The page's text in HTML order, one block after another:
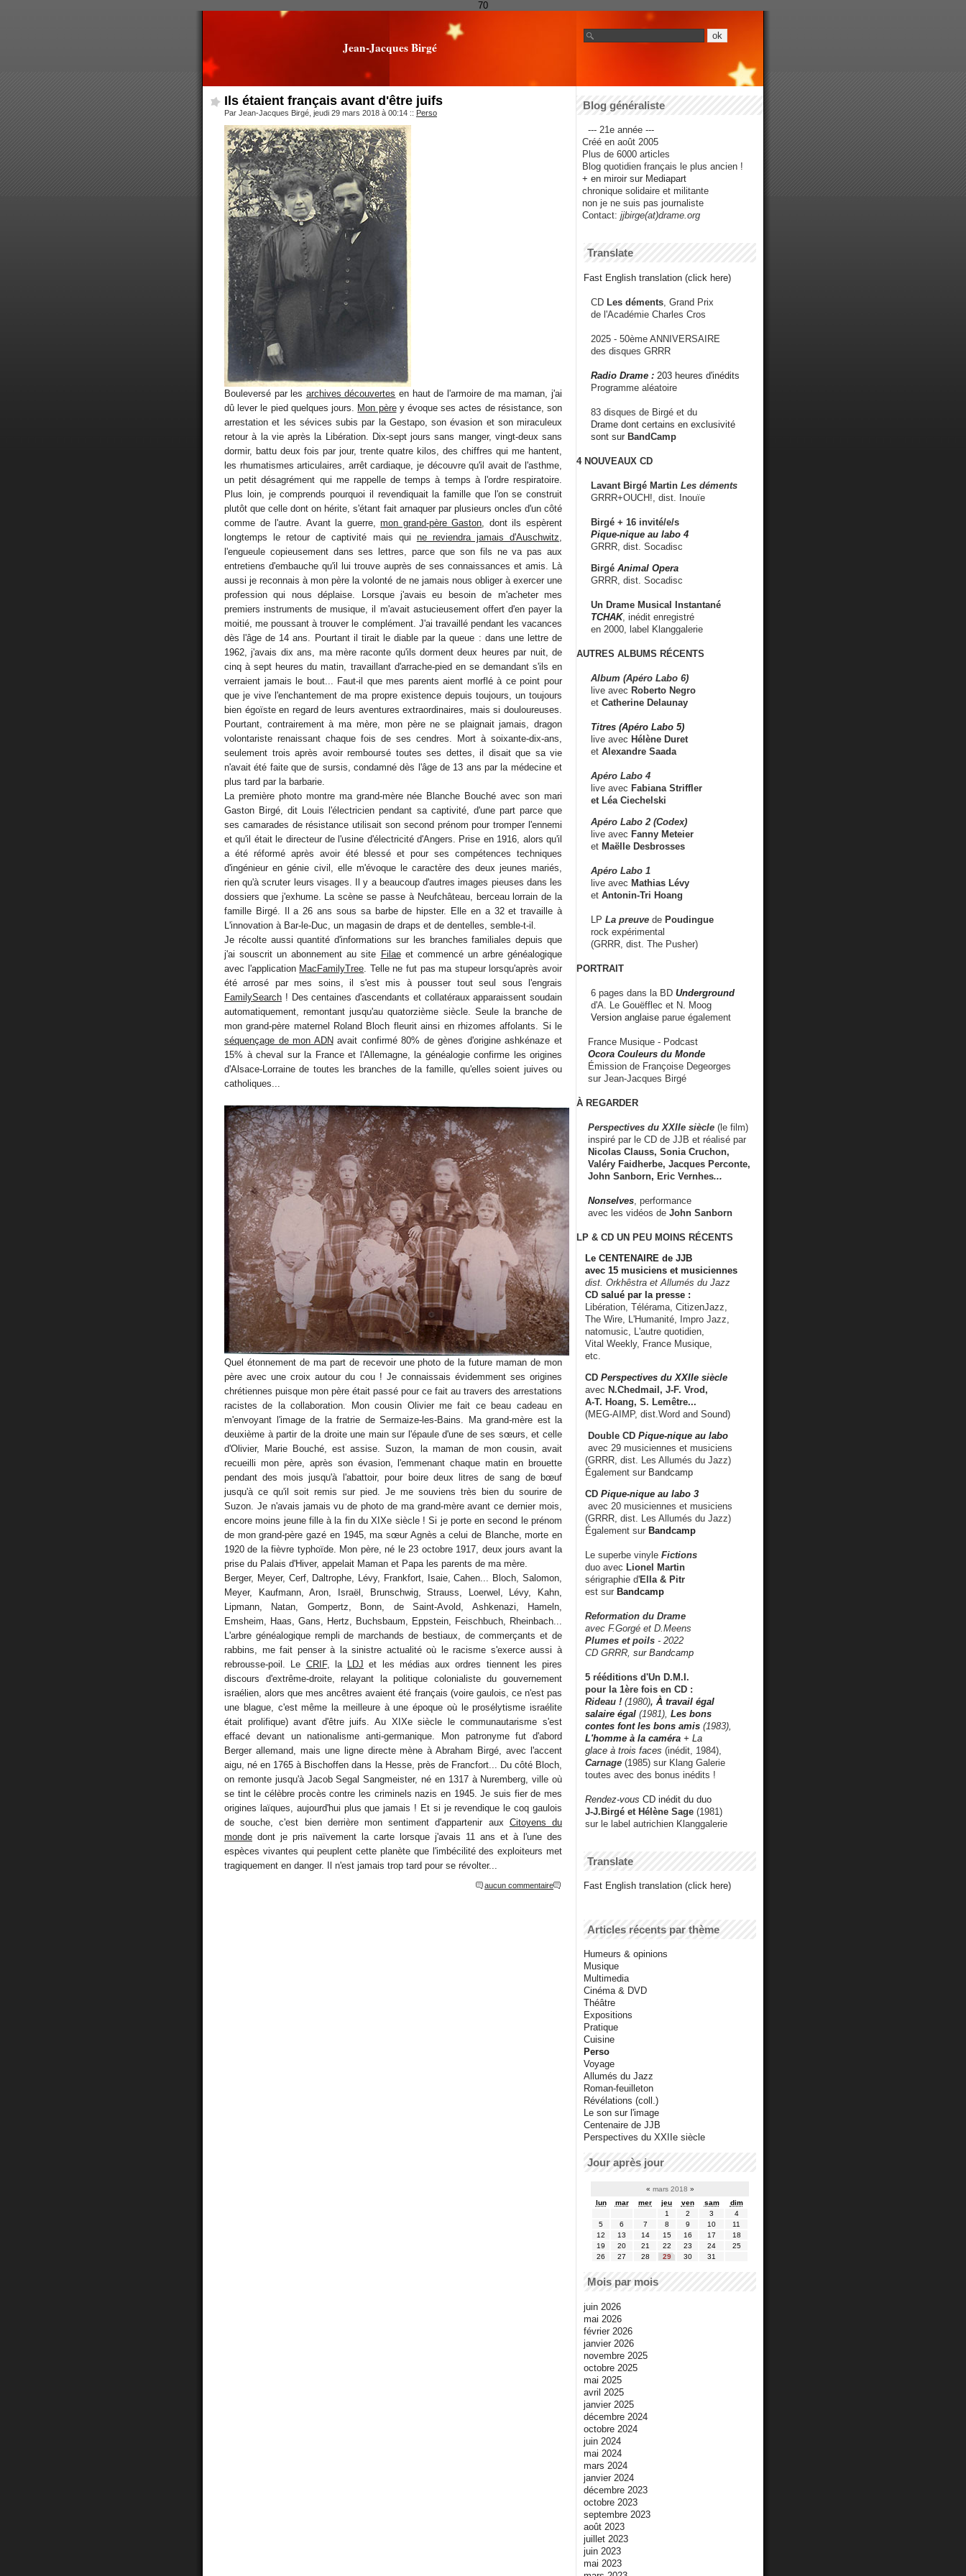
70
Jean-Jacques Birgé
Ils étaient français avant d'être juifs
Par Jean-Jacques Birgé, jeudi 29 mars 2018 à 00:14 :: Perso
Bouleversé par les archives découvertes en haut de l'armoire de ma maman, j'ai
dû lever le pied quelques jours.
Mon pèrey évoque ses actes de résistance, son
arrestation et les sévices subis par la Gestapo, son évasion et son miraculeux
retour à la vie après la Libération. Dix-sept jours sans manger, vingt-deux sans
dormir, battu deux fois par jour, trente quatre kilos, des chiffres qui me hantent,
les rhumatismes articulaires, arrêt cardiaque, je découvre qu'il avait de l'asthme,
un petit désagrément qui me rappelle de temps à temps à l'ordre respiratoire.
Plus loin, je comprends pourquoi il revendiquait la famille que l'on se construit
plutôt que celle dont on hérite, s'étant fait arnaquer par plusieurs oncles d'un côté
comme de l'autre. Avant la guerre,mon grand-père Gaston , dont ils espèrent
longtemps le retour de captivité mais qui ne reviendra jamais d'Auschwitz
l'engueule copieusement dans ses lettres, parce que son fils ne va pas aux
entretiens d'embauche qu'il lui trouve auprès de ses connaissances et amis. Là
aussi je reconnais à mon père la volonté de ne jamais nous obliger à exercer une
profession qui nous déplaise. Lorsque j'avais eu besoin de m'acheter mes
premiers instruments de musique, il m'avait astucieusement offert d'en payer la
moitié, me poussant à trouver le complément. J'ai travaillé pendant les vacances
dès l'âge de 14 ans. Pourtant il tirait le diable par la queue : dans une lettre de
1962, j'avais dix ans, ma mère raconte qu'ils dorment deux heures par nuit, de
cinq à sept heures du matin, travaillant d'arrache-pied en se demandant s'ils en
verraient jamais le bout... Faut-il que mes parents aient morflé à ce point pour
que je vive l'enchantement de ma propre existence depuis toujours, un toujours
bien égoïste en regard de leurs aventures extraordinaires, mais si douloureuses.
Pourtant, contrairement à ma mère, mon père ne se plaignait jamais, dragon
volontariste renaissant chaque fois de ses cendres. Mort à soixante-dix-ans,
seulement trois après avoir remboursé toutes ses dettes, il disait que sa vie
n'avait été faite que de sursis, condamné dès l'âge de 13 ans par la médecine et
plus tard par la barbarie.
La première photo montre ma grand-mère née Blanche Bouché avec son mari
Gaston Birgé, dit Louis l'électricien pendant sa captivité, d'une part parce que
ses camarades de résistance utilisait son second prénom pour tromper l'ennemi
et qu'il était le directeur de l'usine d'électricité d'Angers. Prise en 1916, alors qu'il
a été réformé après avoir été blessé et pour ses compétences techniques
d'ingénieur en génie civil, elle m'évoque le caractère des deux jeunes mariés,
rien qu'à scruter leurs visages. Il y a beaucoup d'autres images pieuses dans les
dossiers que j'exhume. La scène se passe à Neufchâteau, berceau lorrain de la
famille Birgé. Il a 26 ans sous sa barbe de hipster. Elle en a 32 et travaille à
L'innovation à Bar-le-Duc, un magasin de draps et de dentelles, semble-t-il.
Je récolte aussi quantité d'informations sur les branches familiales depuis que
j'ai souscrit un abonnement au site Filaeet commencé un arbre généalogique
avec l'application MacFamilyTree . Telle ne fut pas ma stupeur lorsqu'après avoir
été arrosé par mes soins, il s'est mis à pousser tout seul sous l'engrais
FamilySearch ! Des centaines d'ascendants et collatéraux apparaissent soudain
automatiquement, remontant jusqu'au quatorzième siècle. Seule la branche de
mon grand-père maternel Roland Bloch fleurit ainsi en rhizomes affolants. Si le
séquençage de mon ADN avait confirmé 80% de gènes d'origine ashkénaze et
15% à cheval sur la France et l'Allemagne, la généalogie confirme les origines
d'Alsace-Lorraine de toutes les branches de la famille, qu'elles soient juives ou
catholiques...
Quel étonnement de ma part de recevoir une photo de la future maman de mon
père avec une croix autour du cou ! Je connaissais évidemment ses origines
chrétiennes puisque mon père était passé pour ce fait au travers des arrestations
racistes de la collaboration. Mon cousin Olivier me fait ce beau cadeau en
m'envoyant l'image de la fratrie de Sermaize-les-Bains. Ma grand-mère est la
deuxième à partir de la droite une main sur l'épaule d'une de ses sœurs, et celle
d'Olivier, Marie Bouché, est assise. Suzon, la maman de mon cousin, avait
recueilli mon père, après son évasion, l'emmenant chaque matin en brouette
pendant des mois jusqu'à l'abattoir, pour boire deux litres de sang de bœuf
jusqu'à ce qu'il soit remis sur pied. Je me souviens très bien du sourire de
Suzon. Je n'avais jamais vu de photo de ma grand-mère avant ce dernier mois,
encore moins jeune fille à la fin du XIXe siècle ! Si je porte en second le prénom
de mon grand-père gazé en 1945, ma sœur Agnès a celui de Blanche, morte en
1920 de la fièvre typhoïde. Mon père, né le 23 octobre 1917, deux jours avant la
prise du Palais d'Hiver, appelait Maman et Papa les parents de ma mère.
Berger, Meyer, Cerf, Daltrophe, Lévy, Frankfort, Isaie, Cahen... Bloch, Salomon,
Meyer, Kaufmann, Aron, Israël, Brunschwig, Strauss, Loerwel, Lévy, Kahn,
Lipmann, Natan, Gompertz, Bonn, de Saint-Avold, Ashkenazi, Hameln,
Emsheim, Haas, Gans, Hertz, Buchsbaum, Eppstein, Feischbuch, Rheinbach...
L'arbre généalogique rempli de marchands de bestiaux, de commerçants et de
rabbins, me fait penser à la sinistre actualité où le racisme s'exerce aussi à
rebrousse-poil. Le CRIF, la LDJ et les médias aux ordres tiennent les pires
discours d'extrême-droite, relayant la politique colonialiste du gouvernement
israélien, alors que mes ancêtres avaient été français (voire gaulois, ce n'est pas
une blague, c'est même la meilleure à une époque où le prosélytisme israélite
était prolifique) avant d'être juifs. Au XIXe siècle le communautarisme s'est
effacé devant un nationalisme anti-germanique. Mon patronyme fut d'abord
Berger allemand, mais une ligne directe mène à Abraham Birgé, avec l'accent
aigu, né en 1765 à Bischoffen dans la Hesse, près de Francfort... Du côté Bloch,
on remonte jusqu'à Jacob Segal Sangmeister, né en 1317 à Nuremberg, ville où
se tint le célèbre procès contre les criminels nazis en 1945. Je suis fier de mes
origines laïques, aujourd'hui plus que jamais ! Et si je revendique le coq gaulois
de souche, c'est bien derrière mon sentiment d'appartenir aux Citoyens du
monde dont je pris naïvement la carte lorsque j'avais 11 ans et à l'une des
espèces vivantes qui peuplent cette planète que l'imbécilité des exploiteurs met
tragiquement en danger. Il n'est jamais trop tard pour se révolter...
aucun commentaire
Blog généraliste
--- 21e année ---
Créé en août 2005
Plus de 6000 articles
Blog quotidien français le plus ancien !
+ en miroir sur Mediapart
chronique solidaire et militante
non je ne suis pas journaliste
Contact: jjbirge(at)drame.org
Translate
Fast English translation (click here)
CD Les déments , Grand Prix
de l'Académie Charles Cros
2025 - 50ème ANNIVERSAIRE
des disques GRRR
Radio Drame : 203 heures d'inédits
Programme aléatoire
83 disques de Birgé et du
Drame dont certains en exclusivité
sont sur BandCamp
4 NOUVEAUX CD
Lavant Birgé Martin Les déments
GRRR+OUCH!, dist. Inouïe
Birgé + 16 invité/e/s
Pique-nique au labo 4
GRRR, dist. Socadisc
Birgé Animal Opera
GRRR, dist. Socadisc
Un Drame Musical Instantané
TCHAK, inédit enregistré
en 2000, label Klanggalerie
AUTRES ALBUMS RÉCENTS
Album (Apéro Labo 6)
live avec Roberto Negro
et Catherine Delaunay
Titres (Apéro Labo 5)
live avec Hélène Duret
et Alexandre Saada
Apéro Labo 4
live avec Fabiana Striffler
et Léa Ciechelski
Apéro Labo 2 (Codex)
live avec Fanny Meteier
et Maëlle Desbrosses
Apéro Labo 1
live avec Mathias Lévy
et Antonin-Tri Hoang
LP La preuve de Poudingue
rock expérimental
(GRRR, dist. The Pusher)
PORTRAIT
6 pages dans la BD Underground
d'A. Le Gouëfflec et N. Moog
Version anglaise parue également
France Musique - Podcast
Ocora Couleurs du Monde
Émission de Françoise Degeorges
sur Jean-Jacques Birgé
À REGARDER
Perspectives du XXIIe siècle (le film)
inspiré par le CD de JJB et réalisé par
Nicolas Clauss, Sonia Cruchon,
Valéry Faidherbe, Jacques Perconte,
John Sanborn, Eric Vernhes...
Nonselves , performance
avec les vidéos de John Sanborn
LP & CD UN PEU MOINS RÉCENTS
Le CENTENAIRE de JJB
avec 15 musiciens et musiciennes
dist. Orkhêstra et Allumés du Jazz
CD salué par la presse :
Libération, Télérama, CitizenJazz,
The Wire, L'Humanité, Impro Jazz,
natomusic, L'autre quotidien,
Vital Weekly, France Musique,
etc.
CD Perspectives du XXIIe siècle
avec N.Chedmail, J-F. Vrod,
A-T. Hoang, S. Lemêtre...
(MEG-AIMP, dist.Word and Sound)
Double CD Pique-nique au labo
avec 29 musiciennes et musiciens
(GRRR, dist. Les Allumés du Jazz)
Également sur Bandcamp
CD Pique-nique au labo 3
avec 20 musiciennes et musiciens
(GRRR, dist. Les Allumés du Jazz)
Également sur Bandcamp
Le superbe vinyle Fictions
duo avec Lionel Martin
sérigraphie d'Ella & Pitr
est sur Bandcamp
Reformation du Drame
avec F.Gorgé et D.Meens
Plumes et poils - 2022
CD GRRR, sur Bandcamp
5 rééditions d'Un D.M.I.
pour la 1ère fois en CD :
Rideau ! (1980), À travail égal
salaire égal (1981), Les bons
contes font les bons amis (1983),
L'homme à la caméra + La
glace à trois faces (inédit, 1984),
Carnage (1985) sur Klang Galerie
toutes avec des bonus inédits !
Rendez-vous CD inédit du duo
J-J.Birgé et Hélène Sage (1981)
sur le label autrichien Klanggalerie
Translate
Fast English translation (click here)
Articles récents par thème
Humeurs & opinions
Musique
Multimedia
Cinéma & DVD
Théâtre
Expositions
Pratique
Cuisine
Perso
Voyage
Allumés du Jazz
Roman-feuilleton
Révélations (coll.)
Le son sur l'image
Centenaire de JJB
Perspectives du XXIIe siècle
Jour après jour
« mars 2018 »
lun
mar mer jeu ven sam
dim
1
2 3
4
5
6 7 8 9 10
11
12
13 14 15 16 17
18
19
20 21 22 23 24
25
26
27 28 29 30 31
Mois par mois
juin 2026
mai 2026
février 2026
janvier 2026
novembre 2025
octobre 2025
mai 2025
avril 2025
janvier 2025
décembre 2024
octobre 2024
juin 2024
mai 2024
mars 2024
janvier 2024
décembre 2023
octobre 2023
septembre 2023
août 2023
juillet 2023
juin 2023
mai 2023